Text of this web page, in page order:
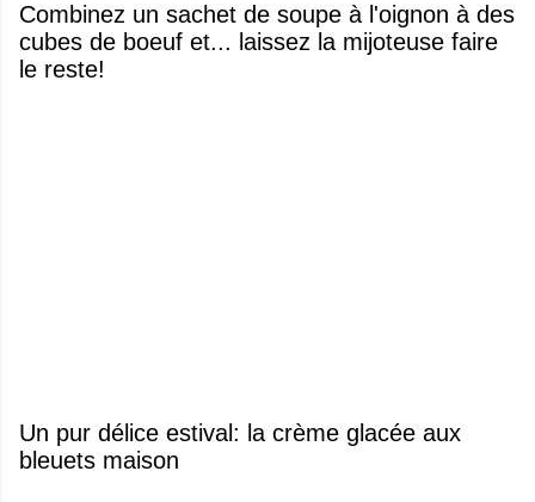
Combinez un sachet de soupe à l'oignon à des
cubes de boeuf et... laissez la mijoteuse faire
le reste!
Un pur délice estival: la crème glacée aux
bleuets maison